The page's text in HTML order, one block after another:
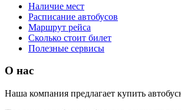
Наличие мест
Расписание автобусов
Маршрут рейса
Сколько стоит билет
Полезные сервисы
О нас
Наша компания предлагает купить